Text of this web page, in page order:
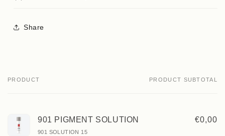
Share
Your
PRODUCT PRODUCT SUBTOTAL
901 PIGMENT SOLUTION
901 SOLUTION 15
€0,00